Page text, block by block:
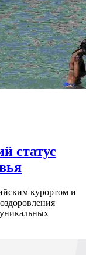
статус
курортом и
уникальных